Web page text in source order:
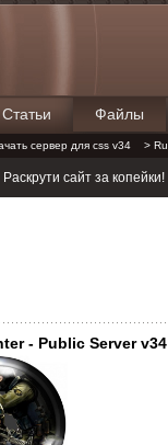
Статьи Файлы
сервер для css v34 >
Раскрути сайт за
- Public Server v34